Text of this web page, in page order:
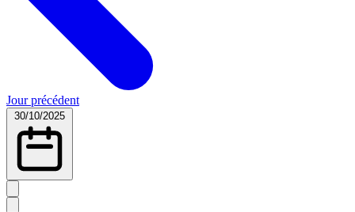
Jour précédent
30/10/2025